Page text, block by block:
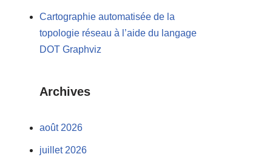
Cartographie automatisée de la
topologie réseau à l’aide du langage
DOT Graphviz
Archives
août 2026
juillet 2026